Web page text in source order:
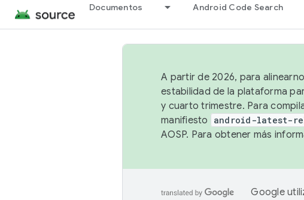
Documentos Android Code Search
A partir de 2026, para
estabilidad de la plataforma
y cuarto trimestre. Para
manifiesto
android-latest-
AOSP. Para obtener más
Google